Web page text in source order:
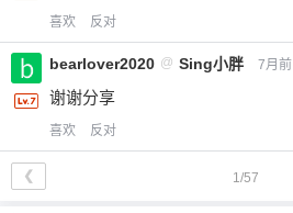
喜欢 反对
bearlover2020 @ Sing小胖 7月前
谢谢分享
喜欢 反对
1/57
❮